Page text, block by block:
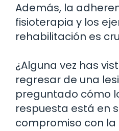
Además, la
fisioterapia y los
rehabilitación es
¿Alguna vez has
regresar de una
preguntado cómo
respuesta está en
compromiso con la